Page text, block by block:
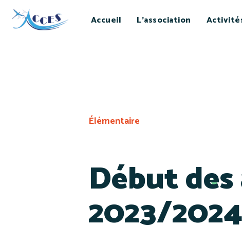
Accueil L’association
Élémentaire
Début
2023/2024